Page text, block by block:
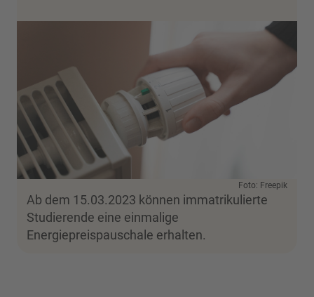
Foto: Freepik
Ab dem 15.03.2023 können immatrikulierte
Studierende eine einmalige
Energiepreispauschale erhalten.